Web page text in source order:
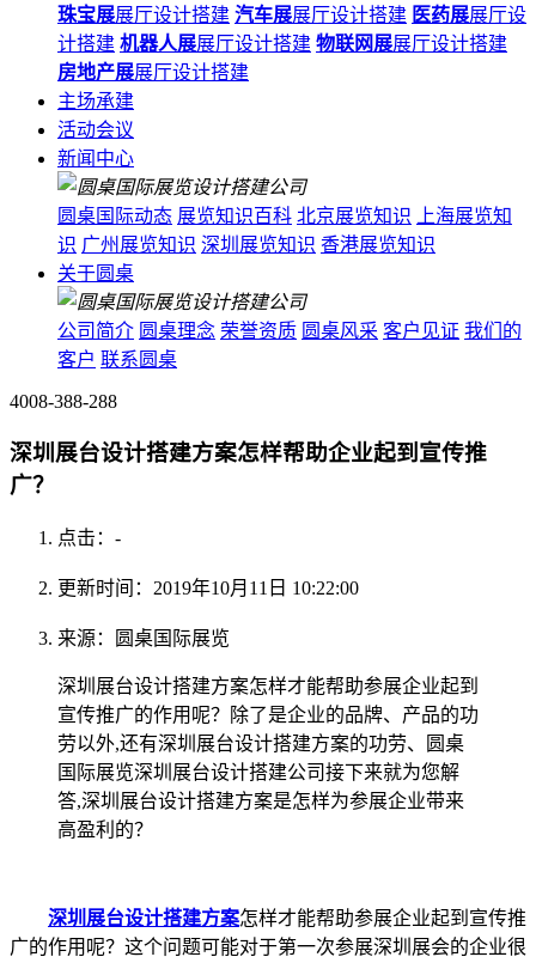
珠宝展展厅设计搭建 汽车展展厅设计搭建 医药展展厅设
计搭建 机器人展展厅设计搭建 物联网展展厅设计搭建
房地产展展厅设计搭建
主场承建
活动会议
新闻中心
圆桌国际动态 展览知识百科 北京展览知识
上海展览知
识 广州展览知识 深圳展览知识 香港展览知识
关于圆桌
公司简介 圆桌理念 荣誉资质 圆桌风采 客户见证 我们的
客户 联系圆桌
4008-388-288
深圳展台设计搭建方案怎样帮助企业起到宣传推
广？
点击： -
更新时间：2019年10月11日 10:22:00
来源：圆桌国际展览
深圳展台设计搭建方案怎样才能帮助参展企业起到
宣传推广的作用呢？除了是企业的品牌、产品的功
劳以外,还有深圳展台设计搭建方案的功劳、圆桌
国际展览深圳展台设计搭建公司接下来就为您解
答,深圳展台设计搭建方案是怎样为参展企业带来
高盈利的？
深圳展台设计搭建方案怎样才能帮助参展企业起到宣传推
广的作用呢？这个问题可能对于第一次参展深圳展会的企业很